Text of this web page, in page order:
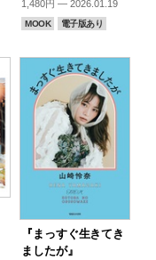
1,480円 — 2026.01.19
MOOK 電子版あり
『まっすぐ生きてき
ましたが』